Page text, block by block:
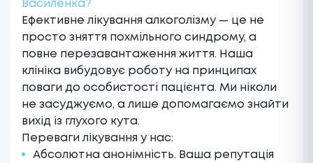
Василенка?
Ефективнелікування алкоголізму— це не
просто зняття похмільного синдрому, а
повне перезавантаження життя. Наша
клініка вибудовує роботу на принципах
поваги до особистості пацієнта. Ми ніколи
не засуджуємо, а лише допомагаємо знайти
вихід із глухого кута.
Переваги лікування у нас:
Абсолютна анонімність. Ваша репутація